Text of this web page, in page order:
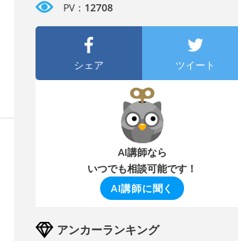
PV： 12708
シェア ツイート
AI講師なら
いつでも相談可能です！
AI講師に聞く
アンカーランキング